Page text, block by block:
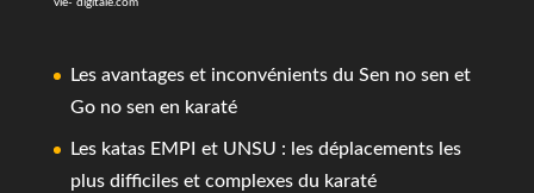
vie- digitale.com
Les avantages et inconvénients du Sen no sen et
Go no sen en karaté
Les katas EMPI et UNSU : les déplacements les
plus difficiles et complexes du karaté